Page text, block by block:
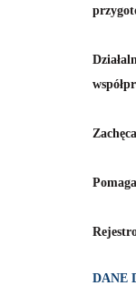
DANE